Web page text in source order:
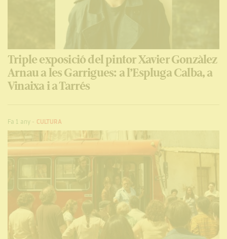
Triple exposició del pintor Xavier Gonzàlez
Arnau a les Garrigues: a l’Espluga Calba, a
Vinaixa i a Tarrés
Fa 1 any- CULTURA